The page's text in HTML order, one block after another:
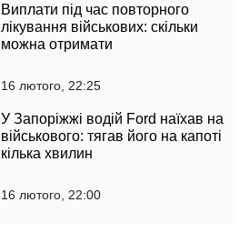
Виплати під час повторного
лікування військових: скільки
можна отримати
16 лютого, 22:25
У Запоріжжі водій Ford наїхав на
військового: тягав його на капоті
кілька хвилин
16 лютого, 22:00